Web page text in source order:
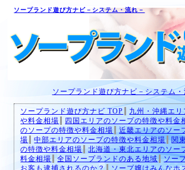
ソープランド遊び方ナビ－システム・流れ－
ソープランド遊び方ナビ－システム
ソープランド遊び方ナビ TOP
九州・沖縄エ
や料金相場
四国エリアのソープの特徴や料金
のソープの特徴や料金相場
近畿エリアのソー
場
中部エリアのソープの特徴や料金相場
関
の特徴や料金相場
北海道・東北エリアのソー
料金相場
全国ソープランドのある地域
ソー
お客も逮捕されるのか？
ソープ嬢はみんなホ